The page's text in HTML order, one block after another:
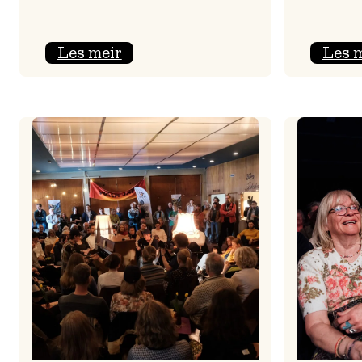
Les meir:
–
3.
joledag
Les